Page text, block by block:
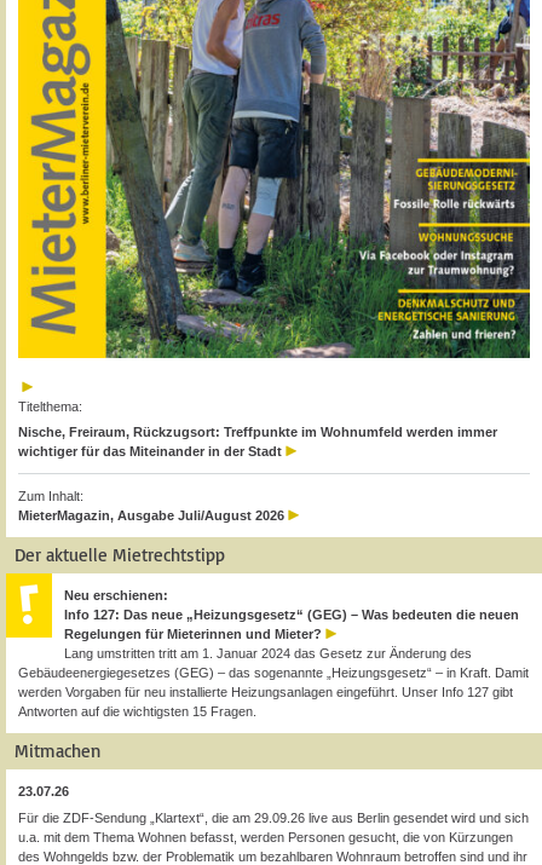
Titelthema:
Nische, Freiraum, Rückzugsort: Treffpunkte im Wohnumfeld werden immer
wichtiger für das Miteinander in der Stadt
Zum Inhalt:
MieterMagazin, Ausgabe Juli/August 2026
Der aktuelle Mietrechtstipp
Neu erschienen:
Info 127: Das neue „Heizungsgesetz“ (GEG) – Was bedeuten die neuen
Regelungen für Mieterinnen und Mieter?
Lang umstritten tritt am 1. Januar 2024 das Gesetz zur Änderung des
Gebäudeenergiegesetzes (GEG) – das sogenannte „Heizungsgesetz“ – in Kraft. Damit
werden Vorgaben für neu installierte Heizungsanlagen eingeführt. Unser Info 127 gibt
Antworten auf die wichtigsten 15 Fragen.
Mitmachen
23.07.26
Für die ZDF-Sendung „Klartext“, die am 29.09.26 live aus Berlin gesendet wird und sich
u.a. mit dem Thema Wohnen befasst, werden Personen gesucht, die von Kürzungen
des Wohngelds bzw. der Problematik um bezahlbaren Wohnraum betroffen sind und ihr